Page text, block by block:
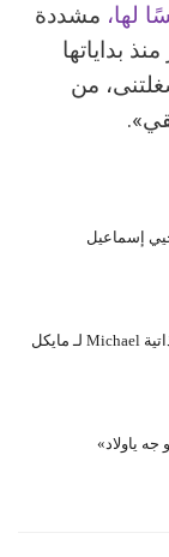
لها، مشددة
بداياتها
من
إسماعيل
فيديو تشويقى جديد لفيلم السيرة الذاتية Michael لـ مايكل
ياولاد»